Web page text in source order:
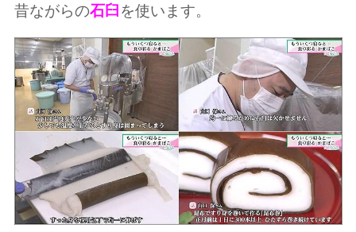
昔ながらの石臼を使います。